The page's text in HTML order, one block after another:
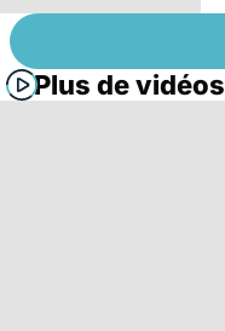
Plus de vidéos